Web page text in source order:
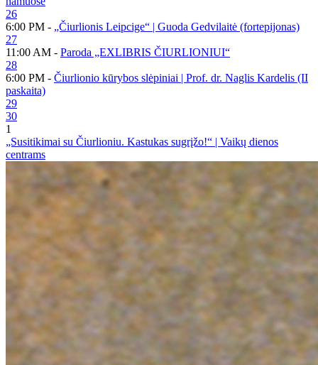
26
6:00 PM - „Čiurlionis Leipcige“ | Guoda Gedvilaitė (fortepijonas)
27
11:00 AM - Paroda „EXLIBRIS ČIURLIONIUI“
28
6:00 PM - Čiurlionio kūrybos slėpiniai | Prof. dr. Naglis Kardelis (II
paskaita)
29
30
1
„Susitikimai su Čiurlioniu. Kastukas sugrįžo!“ | Vaikų dienos
centrams